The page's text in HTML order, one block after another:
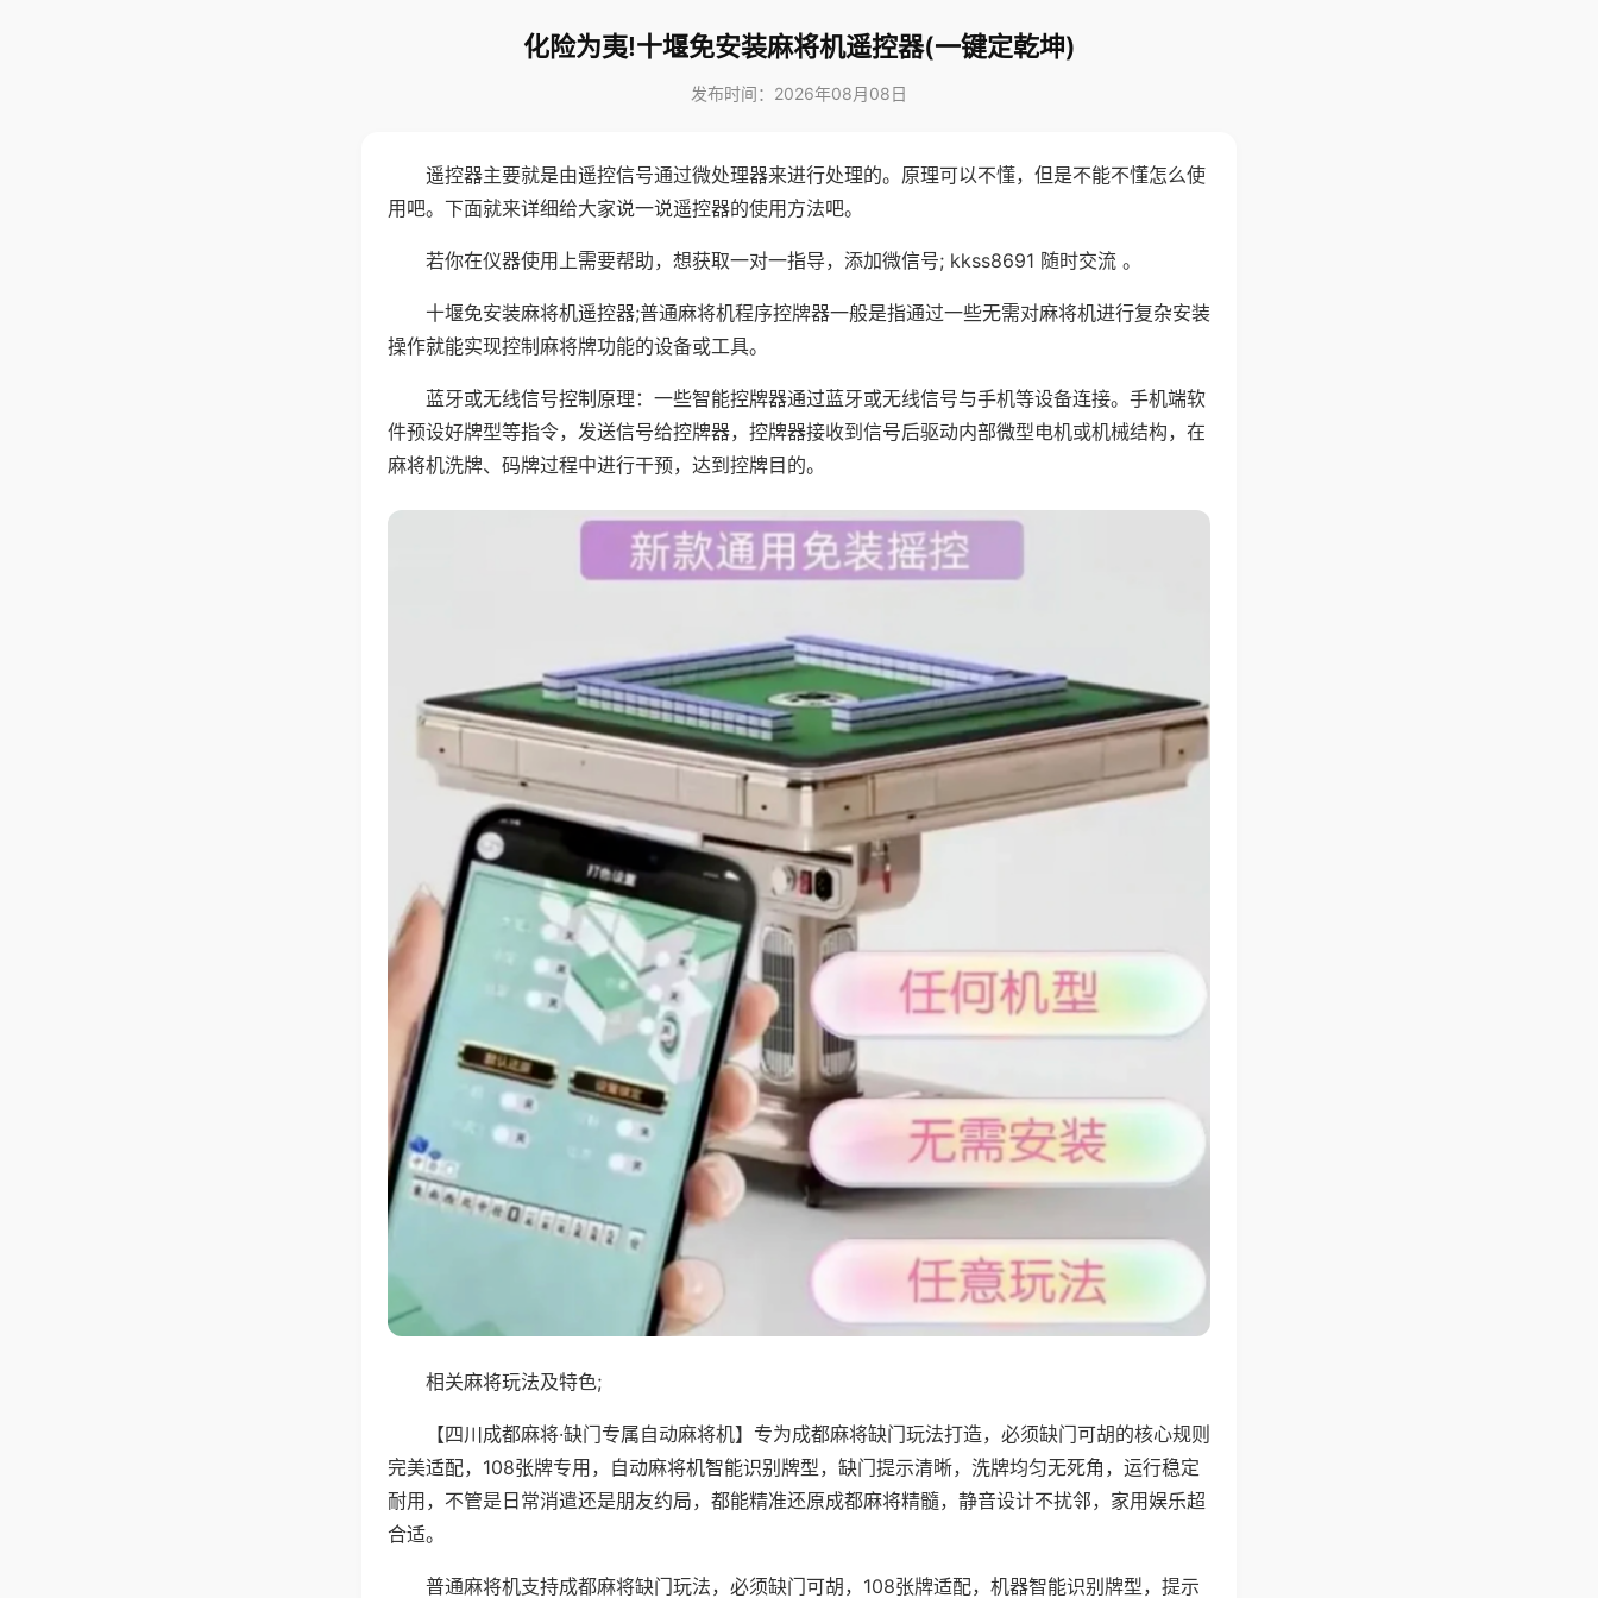
化险为夷!十堰免安装麻将机遥控器(一键定乾坤)
发布时间：2026年08月08日
遥控器主要就是由遥控信号通过微处理器来进行处理的。原理可以不懂，但是不能不懂怎么使
用吧。下面就来详细给大家说一说遥控器的使用方法吧。
若你在仪器使用上需要帮助，想获取一对一指导，添加微信号; kkss8691 随时交流 。
十堰免安装麻将机遥控器;普通麻将机程序控牌器一般是指通过一些无需对麻将机进行复杂安装
操作就能实现控制麻将牌功能的设备或工具。
蓝牙或无线信号控制原理：一些智能控牌器通过蓝牙或无线信号与手机等设备连接。手机端软
件预设好牌型等指令，发送信号给控牌器，控牌器接收到信号后驱动内部微型电机或机械结构，在
麻将机洗牌、码牌过程中进行干预，达到控牌目的。
相关麻将玩法及特色;
【四川成都麻将·缺门专属自动麻将机】专为成都麻将缺门玩法打造，必须缺门可胡的核心规则
完美适配，108张牌专用，自动麻将机智能识别牌型，缺门提示清晰，洗牌均匀无死角，运行稳定
耐用，不管是日常消遣还是朋友约局，都能精准还原成都麻将精髓，静音设计不扰邻，家用娱乐超
合适。
普通麻将机支持成都麻将缺门玩法，必须缺门可胡，108张牌适配，机器智能识别牌型，提示